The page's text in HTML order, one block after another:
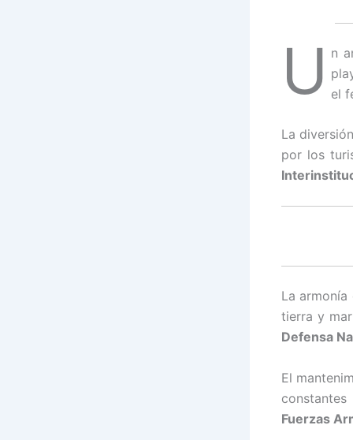
U n
el
La
por los
La
tierra y
Defensa
El
Fuerzas